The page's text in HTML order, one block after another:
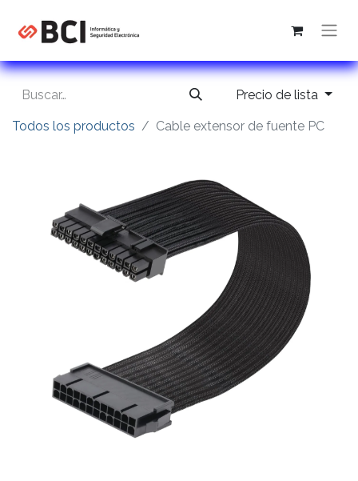
Precio de lista
Todos los productos Cable extensor de fuente PC